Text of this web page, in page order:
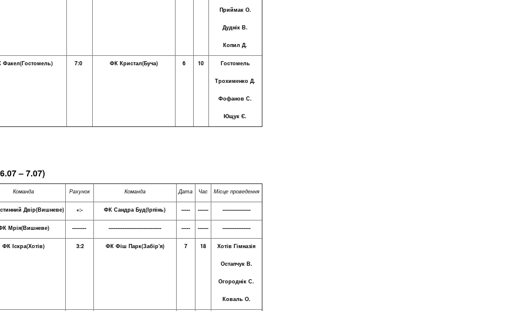
Приймак О.
Дуднік В.
Копил Д.
Факел(Гостомель) 7:0 ФК Кристал(Буча) 6 10 Гостомель
Трохименко Д.
Фофанов С.
Ющук Є.
07 – 7.07)
Команда Рахунок Команда Дата Час Місце проведення
Двір(Вишневе) +:- ФК Сандра Буд(Ірпінь) ----- ------ ----------------
Мрія(Вишневе) -------- ------------------------------ ----- ------ ----------------
ФК Іскра(Хотів) 3:2 ФК Фіш Парк(Забір'я) 7 18 Хотів Гімназія
Остапчук В.
Огороднік С.
Коваль О.